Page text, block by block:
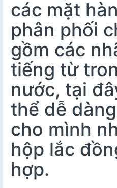
các mặt
phân phối
gồm các
tiếng từ
nước, tại
thể dễ
cho mình
hộp lắc
hợp.